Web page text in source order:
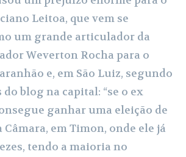
Leitoa, que vem se
um grande articulador da
Weverton Rocha para o
e, em São Luiz, segundo
blog na capital: “se o ex
ganhar uma eleição de
em Timon, onde ele já
tendo a maioria no